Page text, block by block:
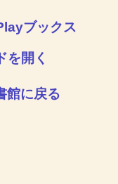
ブックス
を開く
館に戻る